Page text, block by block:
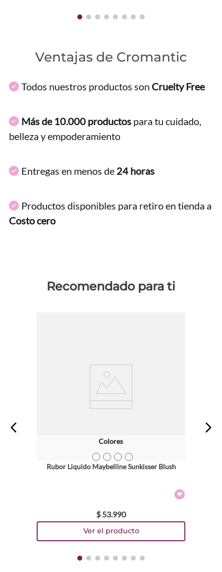
Ventajas de Cromantic
Todos nuestros productos son Cruelty Free
Más de 10.000 productos para tu cuidado,
belleza y empoderamiento
Entregas en menos de 24 horas
Productos disponibles para retiro en tienda a
Costo cero
Recomendado para ti
Colores
Rubor Liquido Maybelline Sunkisser Blush
$ 53.990